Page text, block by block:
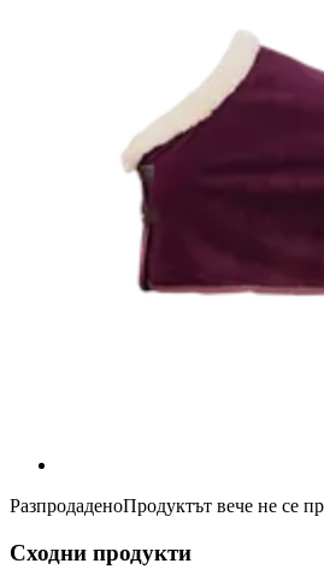
РазпродаденоПродуктът вече не се
Сходни продукти